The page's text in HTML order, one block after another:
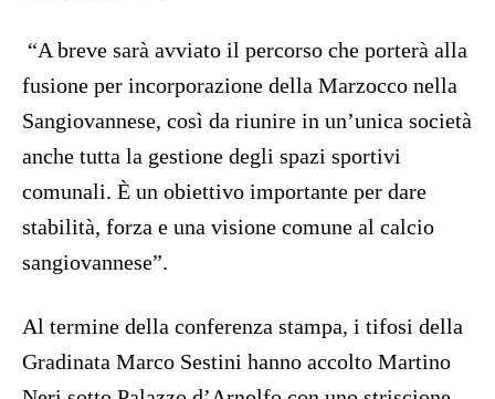
“A breve sarà avviato il percorso che porterà alla
fusione per incorporazione della Marzocco nella
Sangiovannese, così da riunire in un’unica società
anche tutta la gestione degli spazi sportivi
comunali. È un obiettivo importante per dare
stabilità, forza e una visione comune al calcio
sangiovannese”.
Al termine della conferenza stampa, i tifosi della
Gradinata Marco Sestini hanno accolto Martino